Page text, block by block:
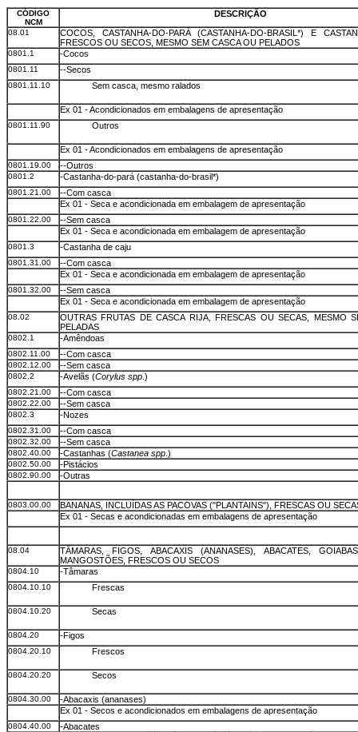
CÓDIGO
NCM
DESCRIÇÃO
08.01
COCOS, CASTANHA-DO-PARÁ (CASTANHA-DO-BRASIL*) E
FRESCOS OU SECOS, MESMO SEM CASCA OU PELADOS
0801.1 -Cocos
0801.11 --Secos
0801.11.10 Sem casca, mesmo ralados
Ex 01 - Acondicionados em embalagens de apresentação
0801.11.90 Outros
Ex 01 - Acondicionados em embalagens de apresentação
0801.19.00 --Outros
0801.2 -Castanha-do-pará (castanha-do-brasil*)
0801.21.00
--Com casca
Ex 01 - Seca e acondicionada em embalagem de apresentação
0801.22.00
--Sem casca
Ex 01 - Seca e acondicionada em embalagem de apresentação
0801.3 -Castanha de caju
0801.31.00
--Com casca
Ex 01 - Seca e acondicionada em embalagem de apresentação
0801.32.00
--Sem casca
Ex 01 - Seca e acondicionada em embalagem de apresentação
08.02
OUTRAS FRUTAS DE CASCA RIJA, FRESCAS OU SECAS, MESMO
PELADAS
0802.1 -Amêndoas
0802.11.00 --Com casca
0802.12.00 --Sem casca
0802.2 -Avelãs (Corylus spp .)
0802.21.00 --Com casca
0802.22.00 --Sem casca
0802.3 -Nozes
0802.31.00 --Com casca
0802.32.00 --Sem casca
0802.40.00 -Castanhas (Castanea spp .)
0802.50.00 -Pistácios
0802.90.00 -Outras
0803.00.00
BANANAS, INCLUÍDAS AS PACOVAS ("PLANTAINS"), FRESCAS OU
Ex 01 - Secas e acondicionadas em embalagens de apresentação
08.04
TÂMARAS, FIGOS, ABACAXIS (ANANASES), ABACATES,
MANGOSTÕES, FRESCOS OU SECOS
0804.10 -Tâmaras
0804.10.10 Frescas
0804.10.20 Secas
0804.20 -Figos
0804.20.10 Frescos
0804.20.20 Secos
0804.30.00
-Abacaxis (ananases)
Ex 01 - Secos e acondicionados em embalagens de apresentação
0804.40.00
-Abacates